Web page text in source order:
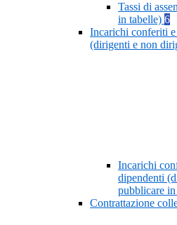
Tassi di
in tabelle) 6
Incarichi conferiti
(dirigenti e non
Incarichi
dipendenti
pubblicare
Contrattazione